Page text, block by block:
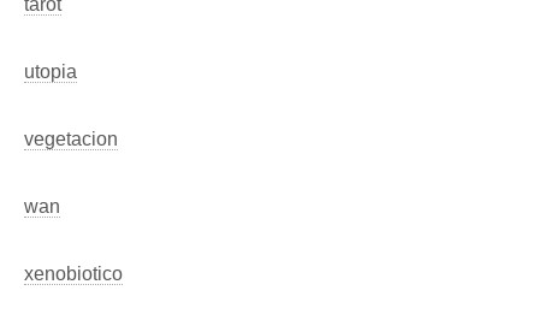
tarot
utopia
vegetacion
wan
xenobiotico